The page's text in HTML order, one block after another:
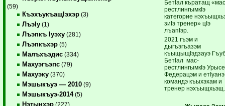
(59)
КъэхъукъащIэхэр (3)
ЛъэIу (1)
Лъэпкъ Iуэху (281)
Лъэпкъхэр (5)
Малъхъэдис (334)
Махуэгъэпс (79)
Махуэку (370)
Мэшыкъуэ — 2010 (9)
Мэшыкъуэ-2014(5)
Нэтынхэр (227)
БетIал къратащ
рестлингымкIэ
категорие
зиIэ тренер» цIэ
лъапIэр.
2021 гъэм и
дыгъэгъазэм
къыщыщIэдзауэ
БетIал мас-
рестлингымкIэ
Федерацэм и етIуанэ
командэ къыхэхам и
тренер нэхъыщхьэщ.